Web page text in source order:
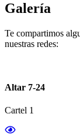
Galería
Te compartimos
nuestras redes:
Altar 7-24
Cartel 1